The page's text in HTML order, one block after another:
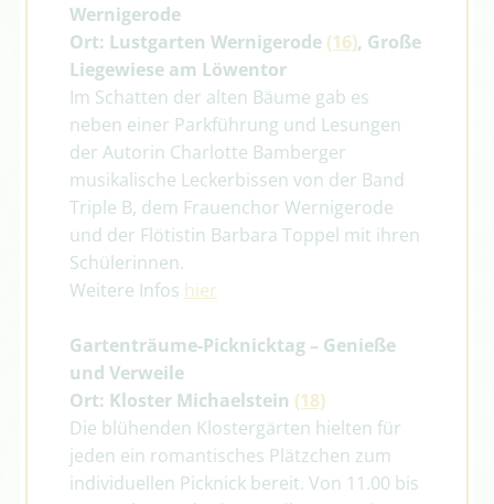
Wernigerode
Ort: Lustgarten Wernigerode (16), Große
Liegewiese am Löwentor
Im Schatten der alten Bäume gab es
neben einer Parkführung und Lesungen
der Autorin Charlotte Bamberger
musikalische Leckerbissen von der Band
Triple B, dem Frauenchor Wernigerode
und der Flötistin Barbara Toppel mit ihren
Schülerinnen.
Weitere Infos hier
Gartenträume-Picknicktag – Genieße
und Verweile
Ort: Kloster Michaelstein (18)
Die blühenden Klostergärten hielten für
jeden ein romantisches Plätzchen zum
individuellen Picknick bereit. Von 11.00 bis